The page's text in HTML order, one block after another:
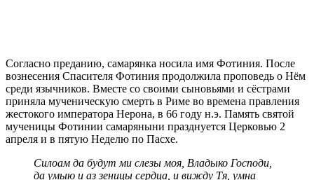
Согласно преданию, самарянка носила имя Фотиния. После
вознесения Спасителя Фотиния продолжила проповедь о Нём
среди язычников. Вместе со своими сыновьями и сёстрами
приняла мученическую смерть в Риме во времена правления
жестокого императора Нерона, в 66 году н.э. Память святой
мученицы Фотинии самаряныни празднуется Церковью 2
апреля и в пятую Неделю по Пасхе.
Силоам да будут ми слезы моя, Владыко Господи,
да умыю и аз зеницы сердца, и вижду Тя, умна